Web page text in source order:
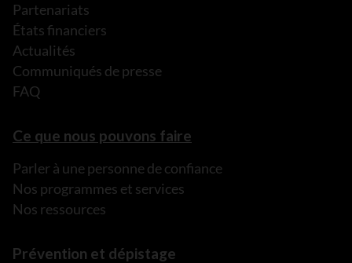
Partenariats
États financiers
Actualités
Communiqués de presse
FAQ
Ce que nous pouvons faire
Parler à une personne de confiance
Nos programmes et services
Nos ressources
Prévention et dépistage